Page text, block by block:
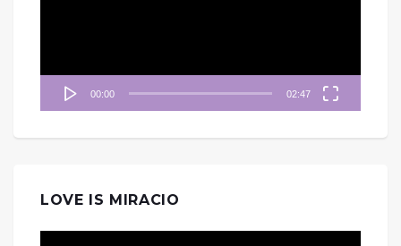
00:00 02:47
LOVE IS MIRACIO